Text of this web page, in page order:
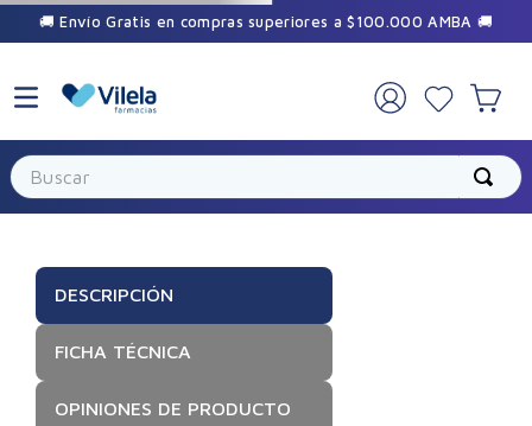
🚚 Envío Gratis en compras superiores a $100.000 AMBA 🚚
Buscar
DESCRIPCIÓN
FICHA TÉCNICA
OPINIONES DE PRODUCTO